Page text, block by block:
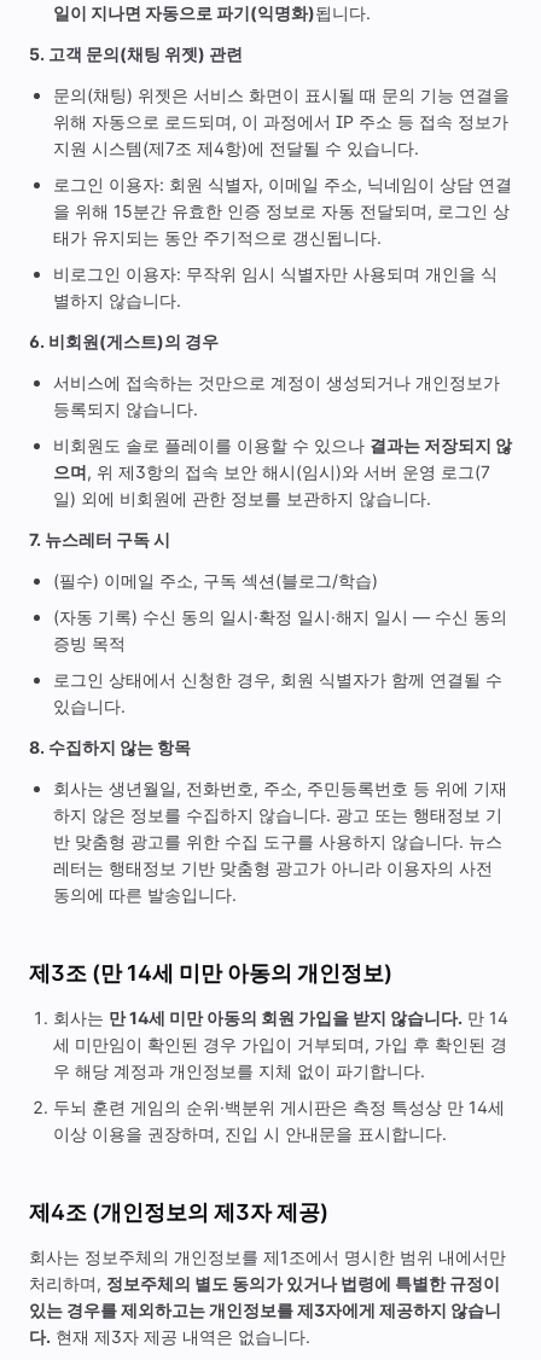
일이 지나면 자동으로 파기(익명화)됩니다.
5. 고객 문의(채팅 위젯) 관련
문의(채팅) 위젯은 서비스 화면이 표시될 때 문의 기능 연결을
위해 자동으로 로드되며, 이 과정에서 IP 주소 등 접속 정보가
지원 시스템(제7조 제4항)에 전달될 수 있습니다.
로그인 이용자: 회원 식별자, 이메일 주소, 닉네임이 상담 연결
을 위해 15분간 유효한 인증 정보로 자동 전달되며, 로그인 상
태가 유지되는 동안 주기적으로 갱신됩니다.
비로그인 이용자: 무작위 임시 식별자만 사용되며 개인을 식
별하지 않습니다.
6. 비회원(게스트)의 경우
서비스에 접속하는 것만으로 계정이 생성되거나 개인정보가
등록되지 않습니다.
비회원도 솔로 플레이를 이용할 수 있으나 결과는 저장되지 않
으며, 위 제3항의 접속 보안 해시(임시)와 서버 운영 로그(7
일) 외에 비회원에 관한 정보를 보관하지 않습니다.
7. 뉴스레터 구독 시
(필수) 이메일 주소, 구독 섹션(블로그/학습)
(자동 기록) 수신 동의 일시·확정 일시·해지 일시 — 수신 동의
증빙 목적
로그인 상태에서 신청한 경우, 회원 식별자가 함께 연결될 수
있습니다.
8. 수집하지 않는 항목
회사는 생년월일, 전화번호, 주소, 주민등록번호 등 위에 기재
하지 않은 정보를 수집하지 않습니다. 광고 또는 행태정보 기
반 맞춤형 광고를 위한 수집 도구를 사용하지 않습니다. 뉴스
레터는 행태정보 기반 맞춤형 광고가 아니라 이용자의 사전
동의에 따른 발송입니다.
제3조 (만 14세 미만 아동의 개인정보)
회사는 만 14세 미만 아동의 회원 가입을 받지 않습니다. 만 14
세 미만임이 확인된 경우 가입이 거부되며, 가입 후 확인된 경
우 해당 계정과 개인정보를 지체 없이 파기합니다.
두뇌 훈련 게임의 순위·백분위 게시판은 측정 특성상 만 14세
이상 이용을 권장하며, 진입 시 안내문을 표시합니다.
제4조 (개인정보의 제3자 제공)
회사는 정보주체의 개인정보를 제1조에서 명시한 범위 내에서만
처리하며, 정보주체의 별도 동의가 있거나 법령에 특별한 규정이
있는 경우를 제외하고는 개인정보를 제3자에게 제공하지 않습니
다. 현재 제3자 제공 내역은 없습니다.